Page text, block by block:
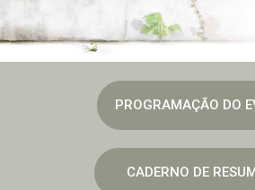
PROGRAMAÇÃO DO
CADERNO DE